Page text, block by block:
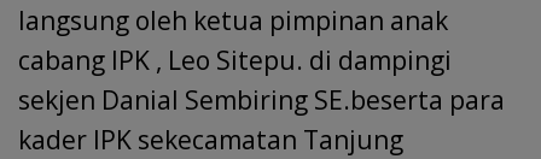
langsung oleh ketua pimpinan anak
cabang IPK , Leo Sitepu. di dampingi
sekjen Danial Sembiring SE.beserta para
kader IPK sekecamatan Tanjung